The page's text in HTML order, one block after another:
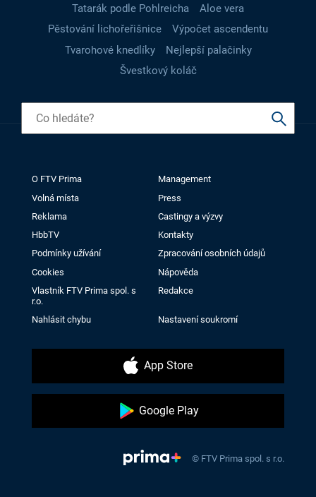
Tatarák podle Pohlreicha
Aloe vera
Pěstování lichořeřišnice
Výpočet ascendentu
Tvarohové knedlíky
Nejlepší palačinky
Švestkový koláč
O FTV Prima
Management
Volná místa
Press
Reklama
Castingy a výzvy
HbbTV
Kontakty
Podmínky užívání
Zpracování osobních údajů
Cookies
Nápověda
Vlastník FTV Prima spol. s
r.o.
Redakce
Nahlásit chybu Nastavení soukromí
App Store
Google Play
© FTV Prima spol. s r.o.